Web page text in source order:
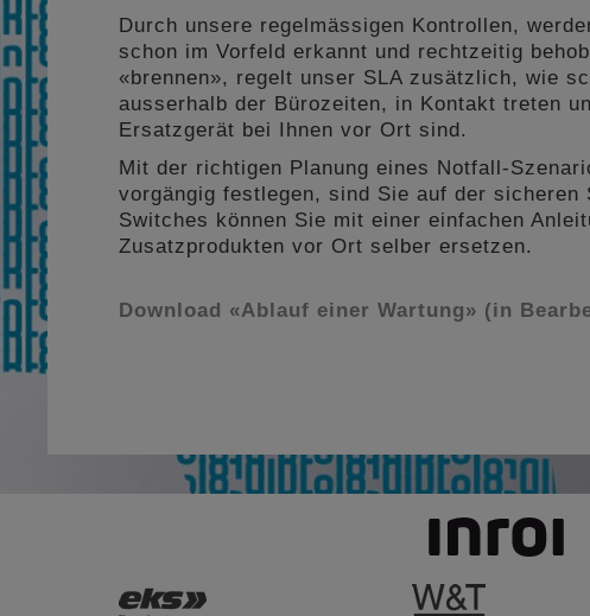
Durch unsere regelmässigen Kontrollen,
schon im Vorfeld erkannt und rechtzeitig
«brennen», regelt unser SLA zusätzlich, wie
ausserhalb der Bürozeiten, in Kontakt treten
Ersatzgerät bei Ihnen vor Ort sind.
Mit der richtigen Planung eines Notfall-
vorgängig festlegen, sind Sie auf der sicheren
Switches können Sie mit einer einfachen
Zusatzprodukten vor Ort selber ersetzen.
Download «Ablauf einer Wartung» (in